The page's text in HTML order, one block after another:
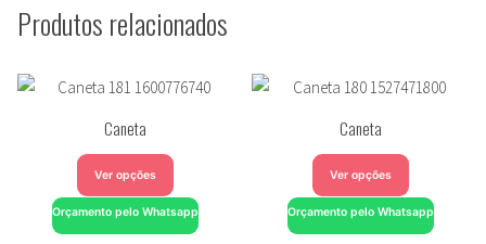
Produtos relacionados
Caneta
Ver opções
Orçamento pelo Whatsapp
Caneta
Ver opções
Orçamento pelo Whatsapp